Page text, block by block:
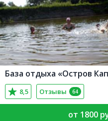
База отдыха «Остров
8,5 Отзывы 64
от 1800